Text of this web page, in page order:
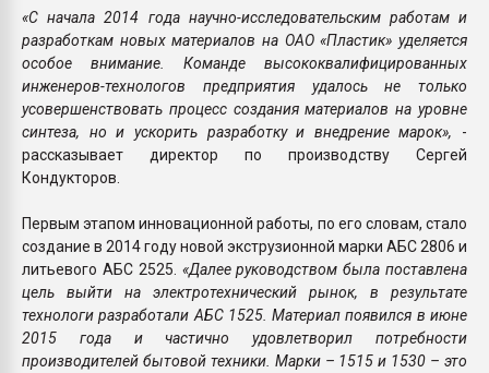
«С начала 2014 года научно-исследовательским работам и
разработкам новых материалов на ОАО «Пластик» уделяется
особое внимание. Команде высококвалифицированных
инженеров-технологов предприятия удалось не только
усовершенствовать процесс создания материалов на уровне
синтеза, но и ускорить разработку и внедрение марок», -
рассказывает директор по производству Сергей
Кондукторов.
Первым этапом инновационной работы, по его словам, стало
создание в 2014 году новой экструзионной марки АБС 2806 и
литьевого АБС 2525. «Далее руководством была поставлена
цель выйти на электротехнический рынок, в результате
технологи разработали АБС 1525. Материал появился в июне
2015 года и частично удовлетворил потребности
производителей бытовой техники. Марки – 1515 и 1530 – это